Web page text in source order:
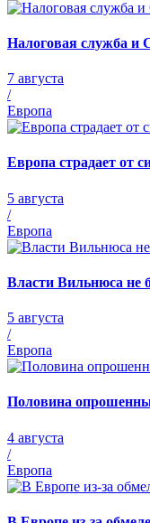
Налоговая служба и
7 августа
/
Европа
Европа страдает от
5 августа
/
Европа
Власти Вильнюса не
5 августа
/
Европа
Половина
4 августа
/
Европа